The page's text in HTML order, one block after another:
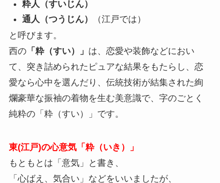
粋人（すいじん）
通人（つうじん）
（江戸では）
と呼びます。
西の「粋（すい）」 は、恋愛や装飾などにおい
て、突き詰められたピュアな結果をもたらし、恋
愛なら心中を選んだり、伝統技術が結集された絢
爛豪華な振袖の着物を生む美意識で、字のごとく
純粋の「粋（すい）」です。
東(江戸)の心意気「粋（いき）」
もともとは「意気」と書き、
「心ばえ、気合い」などをいいましたが、